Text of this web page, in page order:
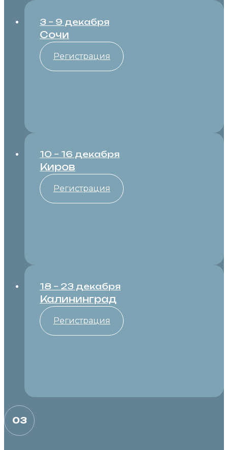
3 – 9 декабря
Сочи
Регистрация
10 – 16 декабря
Киров
Регистрация
18 – 23 декабря
Калининград
Регистрация
03